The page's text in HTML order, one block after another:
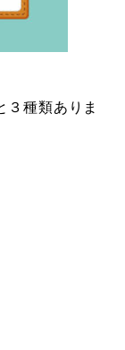
３種類ありま